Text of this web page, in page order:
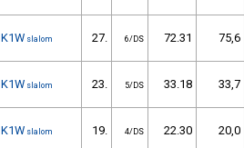
K1W slalom 27. 6/DS 72.31 75,6
K1W slalom 23. 5/DS 33.18 33,7
K1W slalom 19. 4/DS 22.30 20,0